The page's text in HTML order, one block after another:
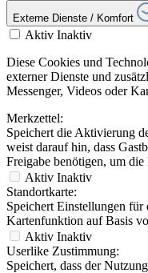
Externe Dienste / Komfort
Aktiv Inaktiv
Diese Cookies und
externer Dienste und
Messenger, Videos oder
Merkzettel:
Speichert die Aktivierung
weist darauf hin, dass
Freigabe benötigen, um
Aktiv Inaktiv
Standortkarte:
Speichert Einstellungen
Kartenfunktion auf Basis
Aktiv Inaktiv
Userlike Zustimmung:
Speichert, dass der